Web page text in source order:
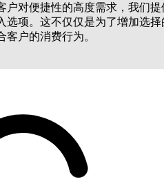
户对便捷性的高度需求，我们提
选项。这不仅仅是为了增加选择
户的消费行为。